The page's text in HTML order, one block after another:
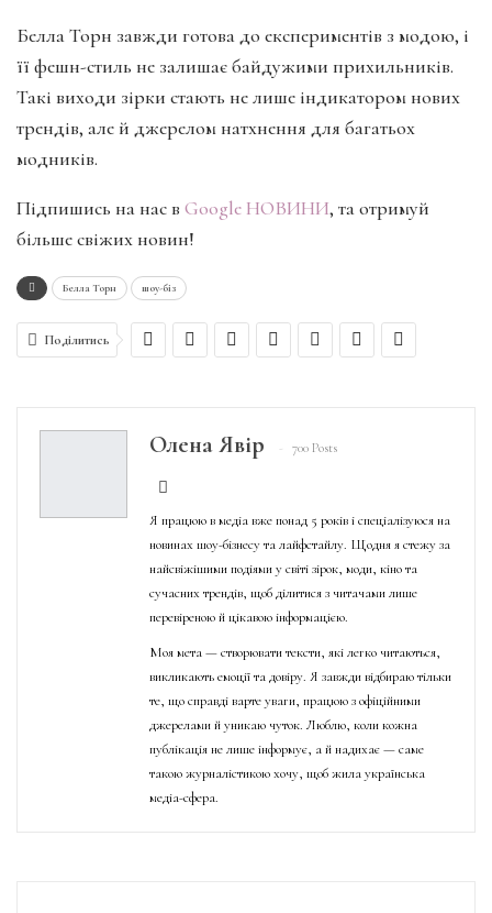
Белла Торн завжди готова до експериментів з модою, і
її фешн-стиль не залишає байдужими прихильників.
Такі виходи зірки стають не лише індикатором нових
трендів, але й джерелом натхнення для багатьох
модників.
Підпишись на нас в Google НОВИНИ, та отримуй
більше свіжих новин!
Белла Торн шоу-біз
Поділитись
Олена Явір 700 Posts
Я працюю в медіа вже понад 5 років і спеціалізуюся на
новинах шоу-бізнесу та лайфстайлу. Щодня я стежу за
найсвіжішими подіями у світі зірок, моди, кіно та
сучасних трендів, щоб ділитися з читачами лише
перевіреною й цікавою інформацією.
Моя мета — створювати тексти, які легко читаються,
викликають емоції та довіру. Я завжди відбираю тільки
те, що справді варте уваги, працюю з офіційними
джерелами й уникаю чуток. Люблю, коли кожна
публікація не лише інформує, а й надихає — саме
такою журналістикою хочу, щоб жила українська
медіа-сфера.